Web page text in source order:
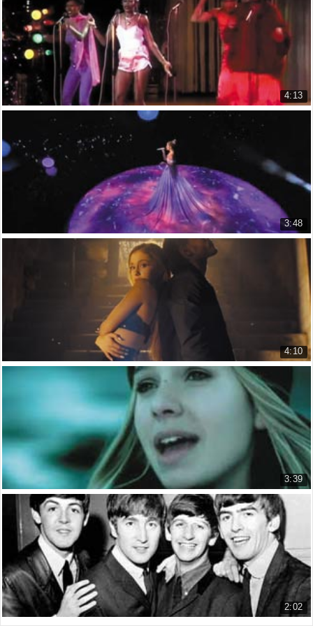
Right?
Phải không?
04:04
Miranda Lambert
9.752 lượt xem
4:13
Brown Girl in the Ring
Boney M
10.242 lượt xem
3:48
4:10
LOVE ME HARDER (FT. THE WEEKND)
16.868 lượt xem
3:39
The Day You Went Away M2M
M2M
54.005 lượt xem
2:02